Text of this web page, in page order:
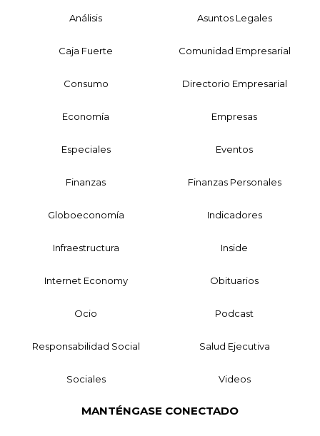
Análisis Asuntos Legales
Caja Fuerte Comunidad Empresarial
Consumo Directorio Empresarial
Economía Empresas
Especiales Eventos
Finanzas Finanzas Personales
Globoeconomía Indicadores
Infraestructura Inside
Internet Economy Obituarios
Ocio Podcast
Responsabilidad Social Salud Ejecutiva
Sociales Videos
MANTÉNGASE CONECTADO